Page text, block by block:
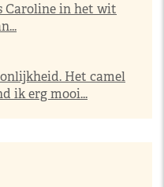
Caroline in het wit
Het camel
ik erg mooi...